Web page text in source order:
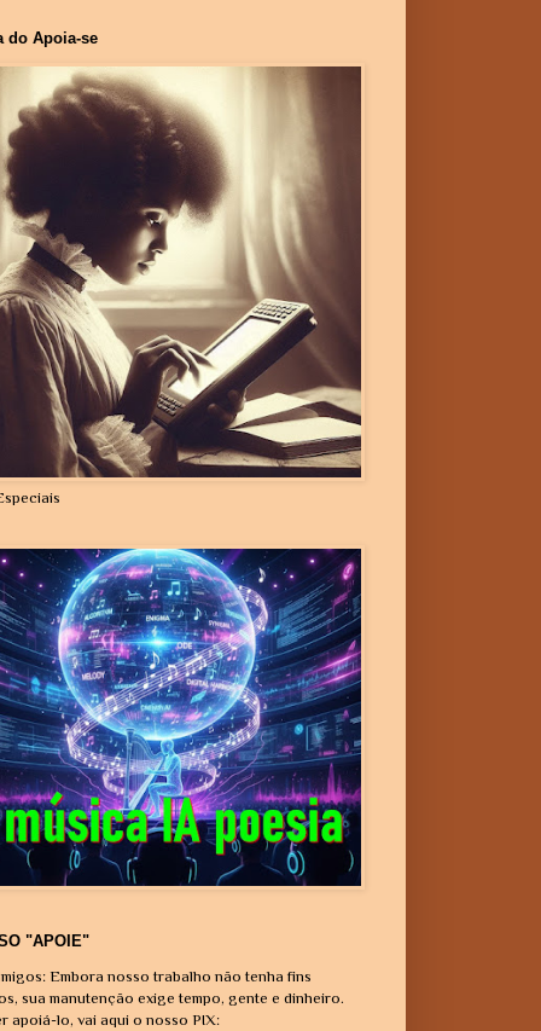
do Apoia-se
"APOIE"
Embora nosso trabalho não tenha fins
sua manutenção exige tempo, gente e dinheiro.
apoiá-lo, vai aqui o nosso PIX: